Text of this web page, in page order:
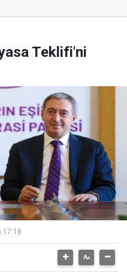
Teklifi'ni
17:18